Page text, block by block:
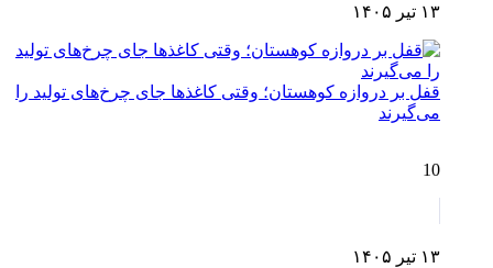
۱۳ تیر ۱۴۰۵
قفل بر دروازه کوهستان؛ وقتی کاغذها جای چرخ‌های تولید را
می‌گیرند
10
۱۳ تیر ۱۴۰۵